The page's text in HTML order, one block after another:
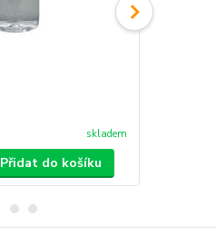
skladem
Přidat do košíku